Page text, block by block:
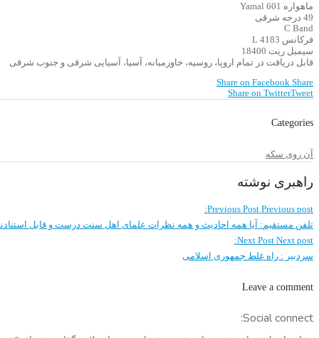
ماهواره Yamal 601
49 درجه شرقی
C Band
فرکانس 4183 L
سیمبل ریت 18400
قابل دریافت در تمام اروپا، روسیه، خاورمیانه، آسیا، آسیایی شرقی و جنوب شرقی
Share on Facebook Share
Share on TwitterTweet
Categories
آن روی سکه
راهبری نوشته
Previous Post Previous post:
تلفن مستقیم: آیا همه احادیث و همه نظرات علمای اهل سنت درست و قابل
Next Post Next post:
سردبیر : راه غلط جمهوری اسلامی
Leave a comment
Social connect: